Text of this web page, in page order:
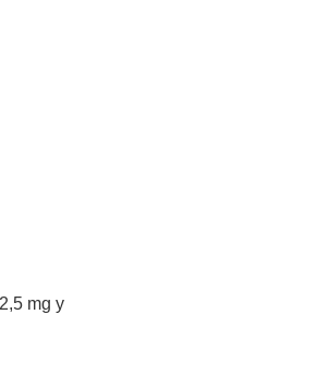
mg y